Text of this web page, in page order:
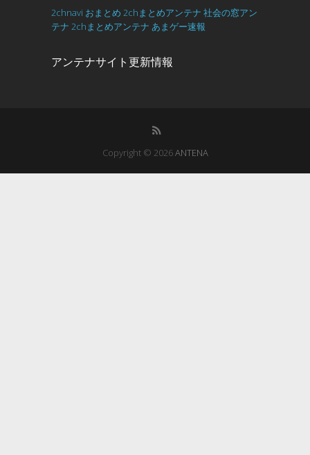
2chnavi おまとめ 2chまとめアンテナ 社会の窓アン
テナ 2chまとめアンテナ あまゲー速報
アンテナサイト更新情報
Copyright © 2026ANTENA